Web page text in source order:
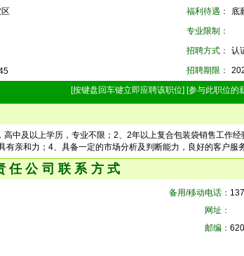
福利待遇：
底
专业限制：
招聘方式：
认
招聘期限：
[按键盘回车键立即应聘该职位] [参与此职位的
高中及以上学历，专业不限；2、2年以上复合包装袋销售工作
有亲和力；4、具备一定的市场分析及判断能力，良好的客户服
任公司联系方式
备用/移动电话：
网址：
邮编：